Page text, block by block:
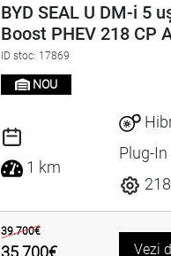
BYD SEAL U DM-i 5
Boost PHEV 218 CP
ID stoc: 17869
NOU
1 km
Plug-In
39.700€
35.700€ Vezi